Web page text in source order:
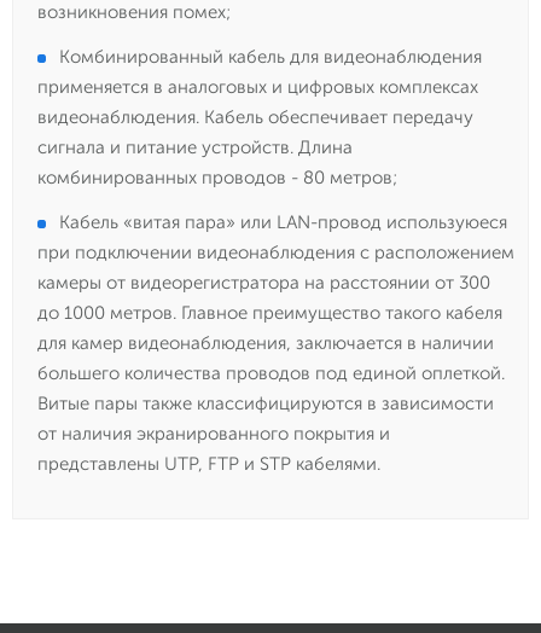
возникновения помех;
Комбинированный кабель для видеонаблюдения
применяется в аналоговых и цифровых комплексах
видеонаблюдения. Кабель обеспечивает передачу
сигнала и питание устройств. Длина
комбинированных проводов - 80 метров;
Кабель «витая пара» или LAN-провод используюеся
при подключении видеонаблюдения с расположением
камеры от видеорегистратора на расстоянии от 300
до 1000 метров. Главное преимущество такого кабеля
для камер видеонаблюдения, заключается в наличии
большего количества проводов под единой оплеткой.
Витые пары также классифицируются в зависимости
от наличия экранированного покрытия и
представлены UTP, FTP и STP кабелями.